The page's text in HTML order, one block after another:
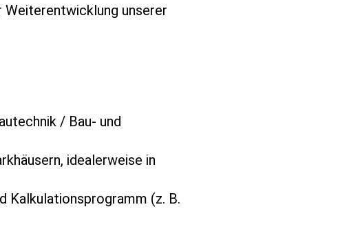
unserer
/ Bau- und
idealerweise in
Kalkulationsprogramm (z. B.